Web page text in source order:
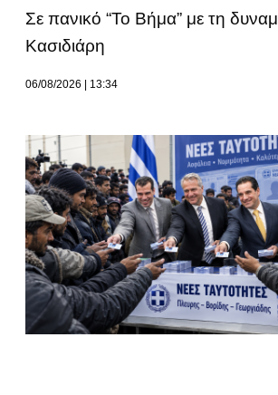
Σε πανικό “Το Βήμα” με τη
Κασιδιάρη
06/08/2026 13:34